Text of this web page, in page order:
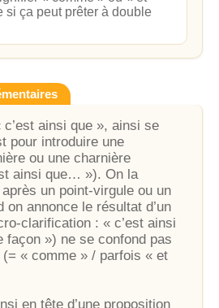
si ça peut prêter à double
ainsi que », ainsi se
pour introduire une
ou une charnière
ainsi que… »). On la
un point-virgule ou un
on annonce le résultat d’un
clarification : « c’est ainsi
façon ») ne se confond pas
« comme » / parfois « et
en tête d’une proposition